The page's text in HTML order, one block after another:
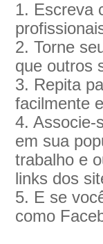
1. Escreva
2. Torne
que outros
3. Repita
facilmente
4. Associe-
em sua
trabalho e
links dos
5. E se
como